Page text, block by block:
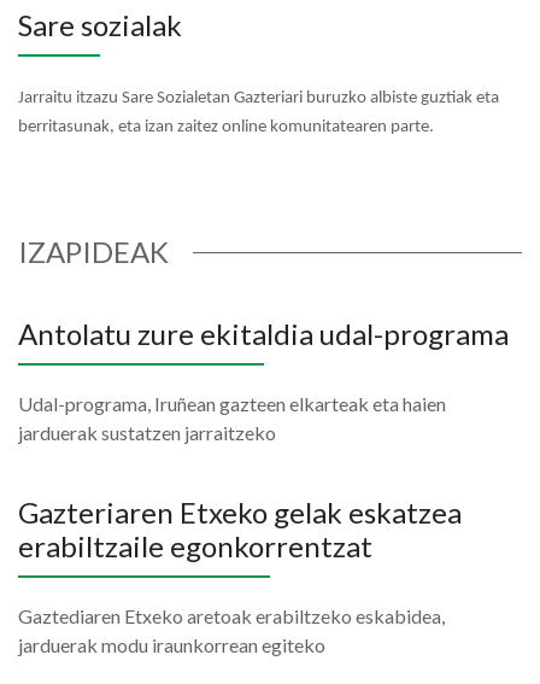
Sare sozialak
Jarraitu itzazu Sare Sozialetan Gazteriari buruzko albiste guztiak eta
berritasunak, eta izan zaitez online komunitatearen parte.
IZAPIDEAK
Antolatu zure ekitaldia udal-programa
Udal-programa, Iruñean gazteen elkarteak eta haien
jarduerak sustatzen jarraitzeko
Gazteriaren Etxeko gelak eskatzea
erabiltzaile egonkorrentzat
Gaztediaren Etxeko aretoak erabiltzeko eskabidea,
jarduerak modu iraunkorrean egiteko